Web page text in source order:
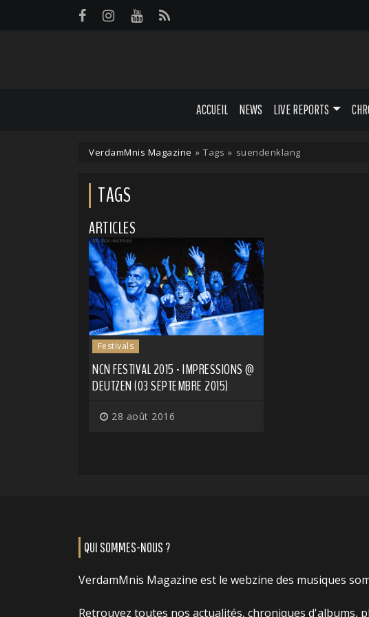
ACCUEIL NEWS LIVE REPORTS
VerdamMnis Magazine » Tags » suendenklang
TAGS
ARTICLES
Festivals
NCN FESTIVAL 2015 - IMPRESSIONS @
DEUTZEN (03 SEPTEMBRE 2015)
28 août 2016
QUI SOMMES-NOUS ?
VerdamMnis Magazine est le webzine des musiques
Retrouvez toutes nos actualités, chroniques d'albums,
Panneau de gestion des cookies